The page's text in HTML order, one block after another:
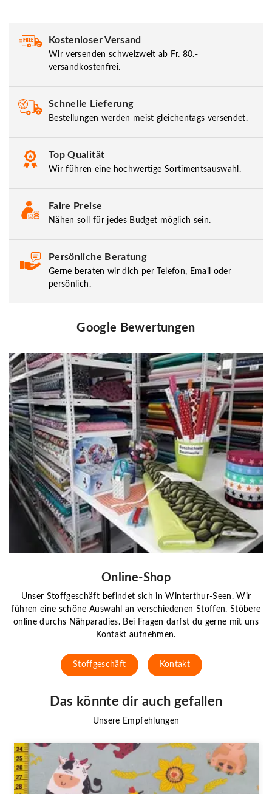
Kostenloser Versand
Wir versenden schweizweit ab Fr. 80.-
versandkostenfrei.
Schnelle Lieferung
Bestellungen werden meist gleichentags versendet.
Top Qualität
Wir führen eine hochwertige Sortimentsauswahl.
Faire Preise
Nähen soll für jedes Budget möglich sein.
Persönliche Beratung
Gerne beraten wir dich per Telefon, Email oder
persönlich.
Google Bewertungen
Online-Shop
Unser Stoffgeschäft befindet sich in Winterthur-Seen. Wir
führen eine schöne Auswahl an verschiedenen Stoffen. Stöbere
online durchs Nähparadies. Bei Fragen darfst du gerne mit uns
Kontakt aufnehmen.
Stoffgeschäft Kontakt
Das könnte dir auch gefallen
Unsere Empfehlungen